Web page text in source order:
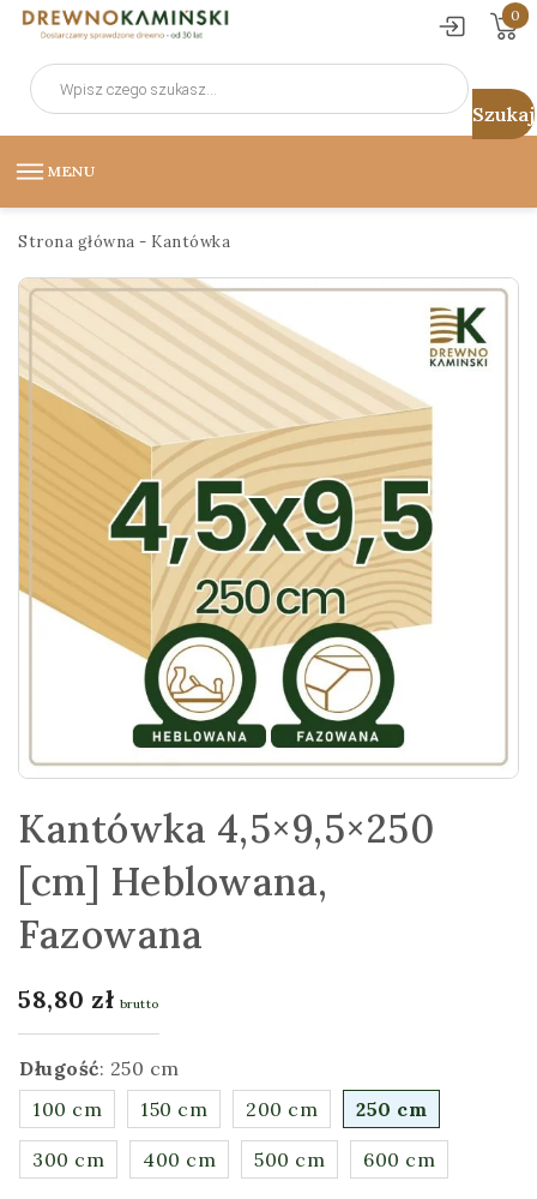
0
Wyszukiwarka
produktów
MENU
Strona główna - Kantówka
Kantówka 4,5×9,5×250
[cm] Heblowana,
Fazowana
58,80 zł brutto
Długość: 250 cm
100 cm
150 cm 200 cm 250 cm
300 cm 400 cm 500 cm 600 cm